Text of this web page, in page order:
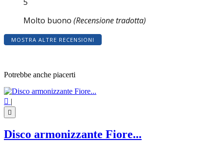
Molto buono (Recensione tradotta)
MOSTRA ALTRE RECENSIONI
Potrebbe anche piacerti
 |

Disco armonizzante Fiore...